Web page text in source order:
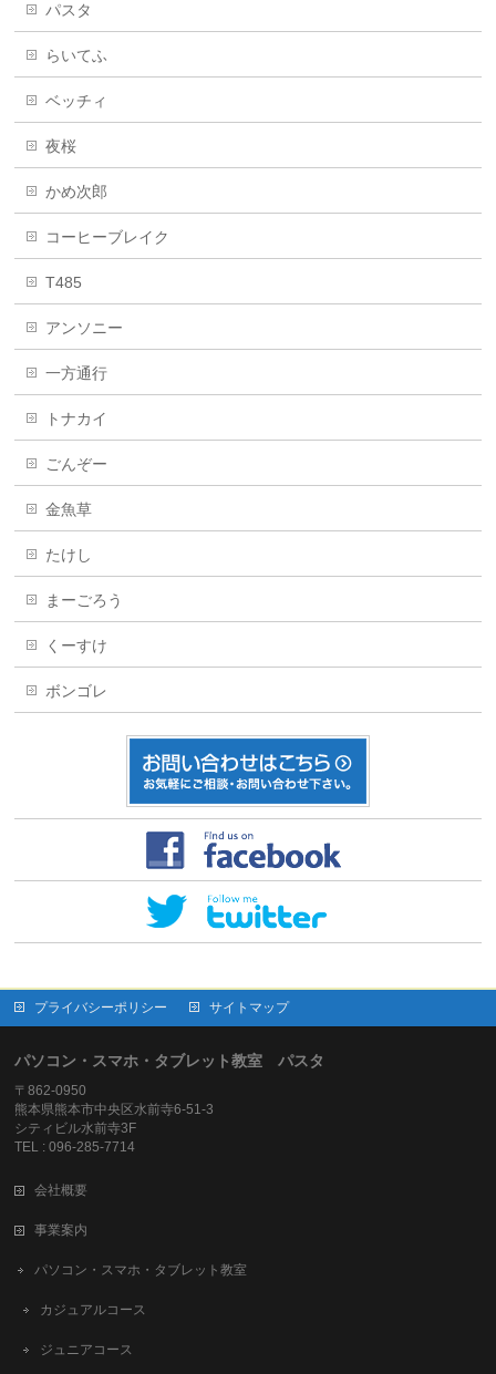
パスタ
らいてふ
ベッチィ
夜桜
かめ次郎
コーヒーブレイク
T485
アンソニー
一方通行
トナカイ
ごんぞー
金魚草
たけし
まーごろう
くーすけ
ボンゴレ
プライバシーポリシー サイトマップ
パソコン・スマホ・タブレット教室 パスタ
〒862-0950
熊本県熊本市中央区水前寺6-51-3
シティビル水前寺3F
TEL : 096-285-7714
会社概要
事業案内
パソコン・スマホ・タブレット教室
カジュアルコース
ジュニアコース